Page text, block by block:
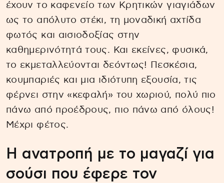
έχουν το καφενείο των Κρητικών γιαγιάδων
ως το απόλυτο στέκι, τη μοναδική αχτίδα
φωτός και αισιοδοξίας στην
καθημερινότητά τους. Και εκείνες, φυσικά,
το εκμεταλλεύονται δεόντως! Πεσκέσια,
κουμπαριές και μια ιδιότυπη εξουσία, τις
φέρνει στην «κεφαλή» του χωριού, πολύ πιο
πάνω από προέδρους, πιο πάνω από όλους!
Μέχρι φέτος.
Η ανατροπή με το μαγαζί για
σούσι που έφερε τον